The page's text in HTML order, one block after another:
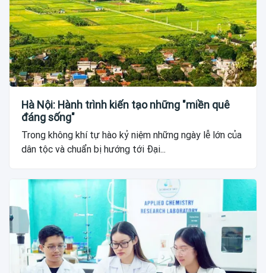
Hà Nội: Hành trình kiến tạo những "miền quê
đáng sống"
Trong không khí tự hào kỷ niệm những ngày lễ lớn của
dân tộc và chuẩn bị hướng tới Đại...